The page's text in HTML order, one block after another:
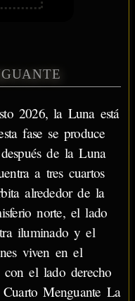
2026, la Luna está
fase se produce
de la Luna
a tres cuartos
alrededor de la
norte, el lado
iluminado y el
viven en el
con el lado derecho
Menguante La